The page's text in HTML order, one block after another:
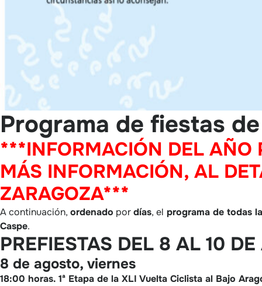
Programa de fiestas
***INFORMACIÓN DEL AÑO
MÁS INFORMACIÓN, AL
ZARAGOZA***
A continuación, ordenado pordías, el programa de todas
Caspe.
PREFIESTAS DEL 8 AL 10
8 de agosto, viernes
18:00 horas. 1ª Etapa de la XLI Vuelta Ciclista al Bajo